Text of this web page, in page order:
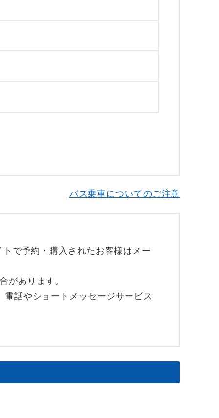
バス乗車についてのご注意
で予約・購入されたお客様はメー
があります。
話やショートメッセージサービス